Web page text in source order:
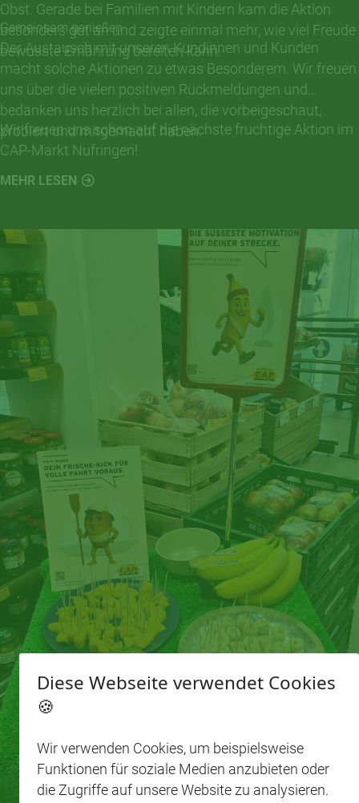
Obst. Gerade bei Familien mit Kindern kam die Aktion
besonders gut an und zeigte einmal mehr, wie viel Freude
bewusste Ernährung bereiten kann.
Gemeinsam genießen
Der Austausch mit unseren Kundinnen und Kunden
macht solche Aktionen zu etwas Besonderem. Wir freuen
uns über die vielen positiven Rückmeldungen und
bedanken uns herzlich bei allen, die vorbeigeschaut,
probiert und mitgemacht haben.
Wir freuen uns schon auf die nächste fruchtige Aktion im
CAP-Markt Nufringen!
MEHR LESEN
Diese Webseite verwendet Cookies
🍪
Wir verwenden Cookies, um beispielsweise
Funktionen für soziale Medien anzubieten oder
die Zugriffe auf unsere Website zu analysieren.